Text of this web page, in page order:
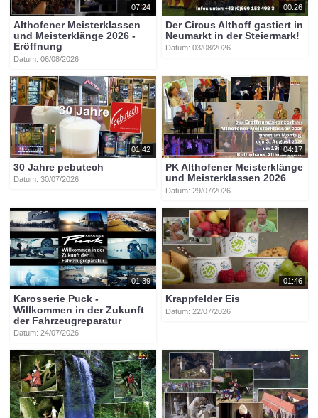
07:24
Althofener Meisterklassen
und Meisterklänge 2026 -
Eröffnung
Datum: 06/08/2026
00:26
Der Circus Althoff gastiert in
Neumarkt in der Steiermark!
Datum: 03/08/2026
01:42
30 Jahre pebutech
Datum: 30/07/2026
04:17
PK Althofener Meisterklänge
und Meisterklassen 2026
Datum: 29/07/2026
01:39
Karosserie Puck -
Willkommen in der Zukunft
der Fahrzeugreparatur
Datum: 24/07/2026
01:46
Krappfelder Eis
Datum: 22/07/2026